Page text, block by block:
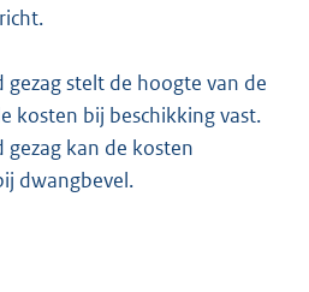
gezag stelt de hoogte van de
kosten bij beschikking vast.
gezag kan de kosten
dwangbevel.